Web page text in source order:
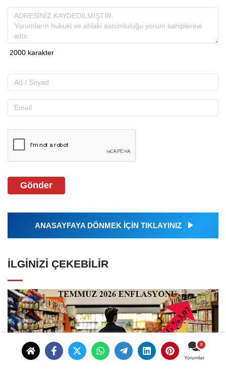
Yorumlar
Gönder
ANASAYFAYA DÖNMEK İÇİN TIKLAYINIZ
İLGINIZI ÇEKEBILIR